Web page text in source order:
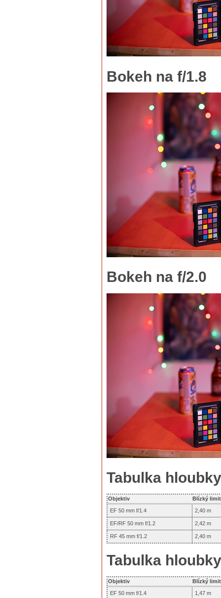
Bokeh na f/1.8
Bokeh na f/2.0
Tabulka
Objektiv
Blízký limit
EF 50 mm f/1.4
2,40 m
EF/RF 50 mm f/1.2 2,42 m
RF 45 mm f/1.2 2,40 m
Tabulka
Objektiv
Blízký limit
EF 50 mm f/1.4
1,47 m